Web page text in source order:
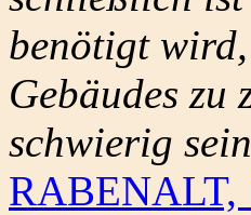
benötigt
Gebäudes zu
schwierig
RABENALT,